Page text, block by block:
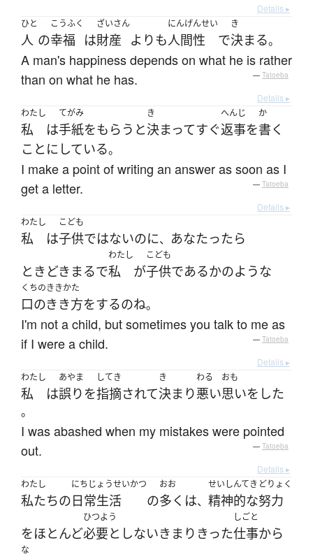
Details ▸
ひと
人 の
こうふく
幸福 は
ざいさん
財産 よりも
にんげんせい
人間性 で
き
決まる。
A man's happiness depends on what he is rather
than on what he has.
— Tatoeba
Details ▸
わたし
私 は
てがみ
手紙をもらう と
き
決まってすぐ
へんじ
返事を
か
書く
ことにしている。
I make a point of writing an answer as soon as I
get a letter.
— Tatoeba
Details ▸
わたし
私 は
こども
子供ではないのに、 あなたったら
ときどき まるで
わたし
私 が
こども
子供であるかのような
くちのききかた
口のきき方をするのね。
I'm not a child, but sometimes you talk to me as
if I were a child.
— Tatoeba
Details ▸
わたし
私 は
あやま
誤り を
してき
指摘されて
き
決まり
わる
悪い
おも
思いを した
。
I was abashed when my mistakes were pointed
out.
— Tatoeba
Details ▸
わたし
私たちの
にちじょうせいかつ
日常生活 の
おお
多く は、
せいしんてき
精神的な
どりょく
努力
をほとんど
ひつよう
必要としないきまりきった
しごと
仕事から
な